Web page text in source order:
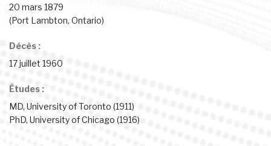
20 mars 1879
(Port Lambton, Ontario)
Décès :
17 juillet 1960
Études :
MD, University of Toronto (1911)
PhD, University of Chicago (1916)